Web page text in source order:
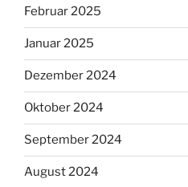
Februar 2025
Januar 2025
Dezember 2024
Oktober 2024
September 2024
August 2024